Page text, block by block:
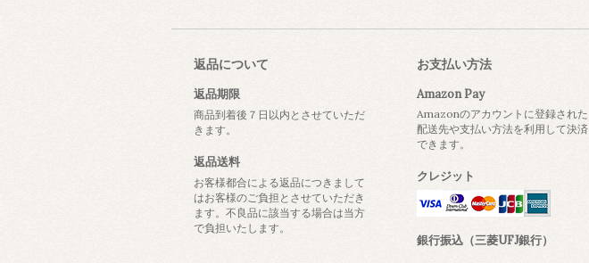
返品について
返品期限
商品到着後７日以内とさせていただ
きます。
返品送料
お客様都合による返品につきまして
はお客様のご負担とさせていただき
ます。不良品に該当する場合は当方
で負担いたします。
お支払い方法
Amazon Pay
Amazonのアカウントに登録された
配送先や支払い方法を利用して決済
できます。
クレジット
銀行振込（三菱UFJ銀行）